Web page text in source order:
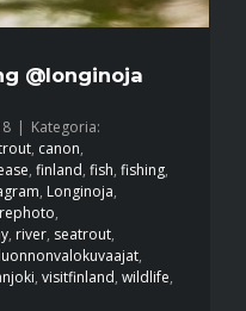
@longinoja
| Kategoria:
, canon,
, finland, fish, fishing,
, Longinoja,
,
, river, seatrout,
,
, visitfinland, wildlife,